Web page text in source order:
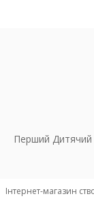
Перший Дитячий
Інтернет-магазин